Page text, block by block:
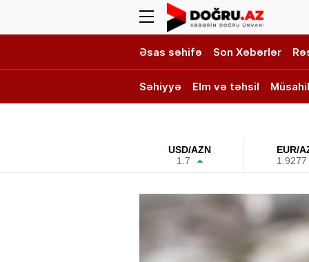
Əsas səhifə Son Xəbərlər
Səhiyyə Elm və təhsil
USD/AZN
1.7
EUR/
1.9277